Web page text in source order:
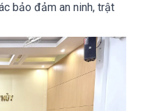
bảo đảm an ninh, trật